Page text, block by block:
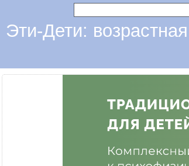
Эти-Дети: